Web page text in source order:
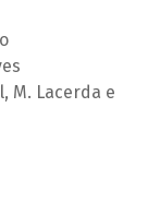
M. Lacerda e